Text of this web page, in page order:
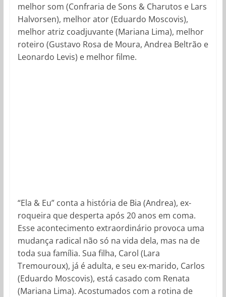
melhor som (Confraria de Sons & Charutos e Lars
Halvorsen), melhor ator (Eduardo Moscovis),
melhor atriz coadjuvante (Mariana Lima), melhor
roteiro (Gustavo Rosa de Moura, Andrea Beltrão e
Leonardo Levis) e melhor filme.
“Ela & Eu” conta a história de Bia (Andrea), ex-
roqueira que desperta após 20 anos em coma.
Esse acontecimento extraordinário provoca uma
mudança radical não só na vida dela, mas na de
toda sua família. Sua filha, Carol (Lara
Tremouroux), já é adulta, e seu ex-marido, Carlos
(Eduardo Moscovis), está casado com Renata
(Mariana Lima). Acostumados com a rotina de